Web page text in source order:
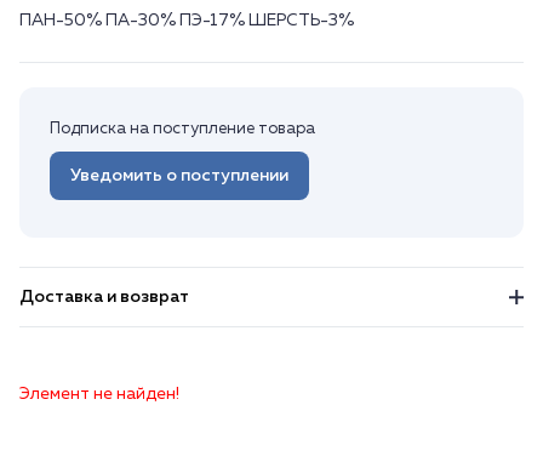
ПАН-50% ПА-30% ПЭ-17% ШЕРСТЬ-3%
Подписка на поступление товара
Уведомить о поступлении
Доставка и возврат
Элемент не найден!